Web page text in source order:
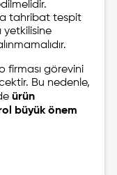
tahribat tespit
yetkilisine
firması görevini
Bu nedenle,
ürün
büyük önem